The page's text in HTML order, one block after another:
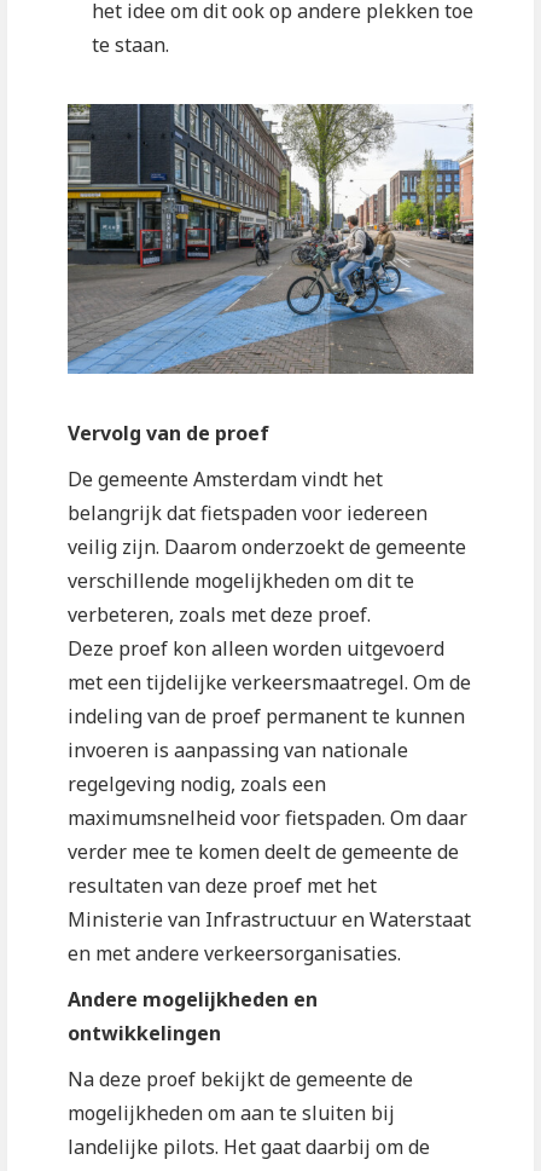
het idee om dit ook op andere plekken toe
te staan.
Vervolg van de proef
De gemeente Amsterdam vindt het
belangrijk dat fietspaden voor iedereen
veilig zijn. Daarom onderzoekt de gemeente
verschillende mogelijkheden om dit te
verbeteren, zoals met deze proef.
Deze proef kon alleen worden uitgevoerd
met een tijdelijke verkeersmaatregel. Om de
indeling van de proef permanent te kunnen
invoeren is aanpassing van nationale
regelgeving nodig, zoals een
maximumsnelheid voor fietspaden. Om daar
verder mee te komen deelt de gemeente de
resultaten van deze proef met het
Ministerie van Infrastructuur en Waterstaat
en met andere verkeersorganisaties.
Andere mogelijkheden en
ontwikkelingen
Na deze proef bekijkt de gemeente de
mogelijkheden om aan te sluiten bij
landelijke pilots. Het gaat daarbij om de